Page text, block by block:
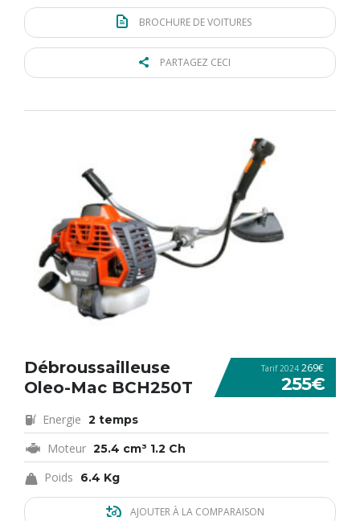
BROCHURE DE VOITURES
PARTAGEZ CECI
Tarif 2024 269€
255€
Débroussailleuse
Oleo-Mac BCH250T
Energie 2 temps
Moteur 25.4 cm³ 1.2 Ch
Poids 6.4 Kg
AJOUTER À LA COMPARAISON